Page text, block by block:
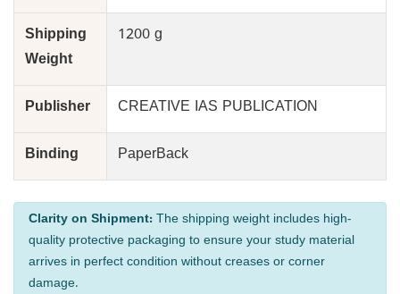
Shipping
Weight
1200 g
Publisher CREATIVE IAS PUBLICATION
Binding PaperBack
Clarity on Shipment: The shipping weight includes high-
quality protective packaging to ensure your study material
arrives in perfect condition without creases or corner
damage.